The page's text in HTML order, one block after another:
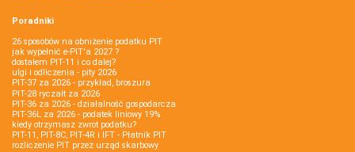
Poradniki
26 sposobów na obniżenie podatku PIT
jak wypełnić e-PIT'a 2027 ?
dostałem PIT-11 i co dalej?
ulgi i odliczenia - pity 2026
PIT-37 za 2026 - przykład, broszura
PIT-28 ryczałt za 2026
PIT-36 za 2026 - działalność gospodarcza
PIT-36L za 2026 - podatek liniowy 19%
kiedy otrzymasz zwrot podatku?
PIT-11, PIT-8C, PIT-4R i IFT - Płatnik PIT
rozliczenie PIT przez urząd skarbowy